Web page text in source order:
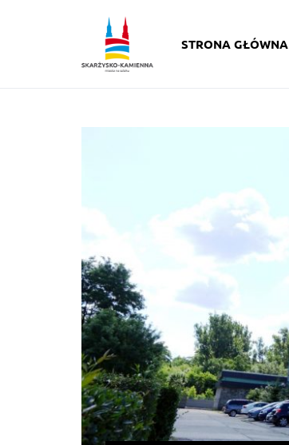
STRONA GŁÓWNA